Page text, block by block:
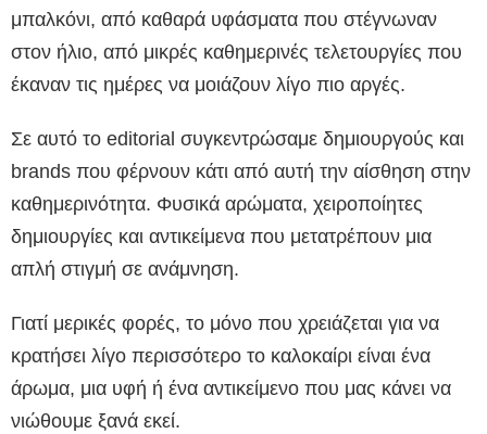
μπαλκόνι, από καθαρά υφάσματα που στέγνωναν
στον ήλιο, από μικρές καθημερινές τελετουργίες που
έκαναν τις ημέρες να μοιάζουν λίγο πιο αργές.
Σε αυτό το editorial συγκεντρώσαμε δημιουργούς και
brands που φέρνουν κάτι από αυτή την αίσθηση στην
καθημερινότητα. Φυσικά αρώματα, χειροποίητες
δημιουργίες και αντικείμενα που μετατρέπουν μια
απλή στιγμή σε ανάμνηση.
Γιατί μερικές φορές, το μόνο που χρειάζεται για να
κρατήσει λίγο περισσότερο το καλοκαίρι είναι ένα
άρωμα, μια υφή ή ένα αντικείμενο που μας κάνει να
νιώθουμε ξανά εκεί.